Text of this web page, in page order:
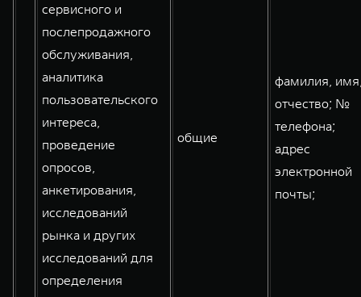
сервисного и
послепродажного
обслуживания,
аналитика
пользовательского
интереса,
проведение
опросов,
анкетирования,
исследований
рынка и других
исследований для
определения
общие
фамилия,
отчество; №
телефона;
адрес
электронной
почты;